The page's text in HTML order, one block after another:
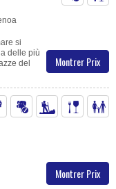
Montrer Prix
si
delle più
del
Montrer Prix